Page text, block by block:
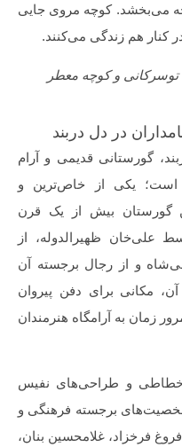
می‌بخشد. کوچه مروی جایی
کنار هم زندگی می‌کنند.
توسرکانی و کوچه معطر
در دل دربند
گورستانی قدیمی و آرام
است؛ یکی از خاص‌ترین و
گورستان بیش از یک قرن
علی‌خان ظهیرالدوله، از
و از رجال برجسته آن
مکانی برای دفن پیروان
زمان به آرامگاه هنرمندان
خطاطی و طراحی‌های نفیس
برجسته فرهنگی و
فرخزاد، غلامحسین بنان،